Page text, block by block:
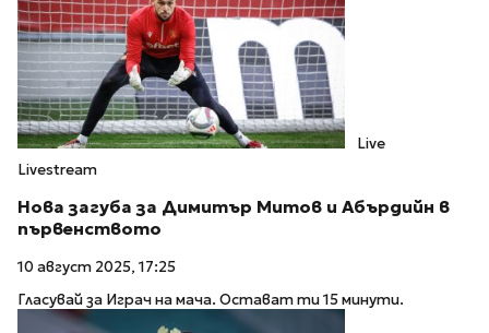
Live
Livestream
Нова загуба за Димитър Митов и Абърдийн в
първенството
10 август 2025, 17:25
Гласувай за Играч на мача. Остават ти 15 минути.